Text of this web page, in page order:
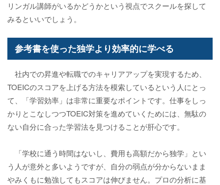
リンガル講師がいるかどうかという視点でスクールを探して
みるといいでしょう。
参考書を使った独学より効率的に学べる
社内での昇進や転職でのキャリアアップを実現するため、
TOEICのスコアを上げる方法を模索しているという人にとっ
て、「学習効率」は非常に重要なポイントです。仕事をしっ
かりとこなしつつTOEIC対策を進めていくためには、無駄の
ない自分に合った学習法を見つけることが肝心です。
「学校に通う時間はないし、費用も高額だから独学」とい
う人が意外と多いようですが、自分の弱点が分からないまま
やみくもに勉強してもスコアは伸びません。プロの分析に基